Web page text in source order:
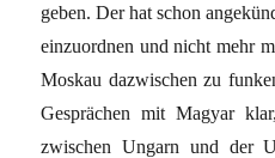
geben. Der hat schon
einzuordnen und nicht mehr
Moskau dazwischen zu
Gesprächen mit Magyar
zwischen Ungarn und der